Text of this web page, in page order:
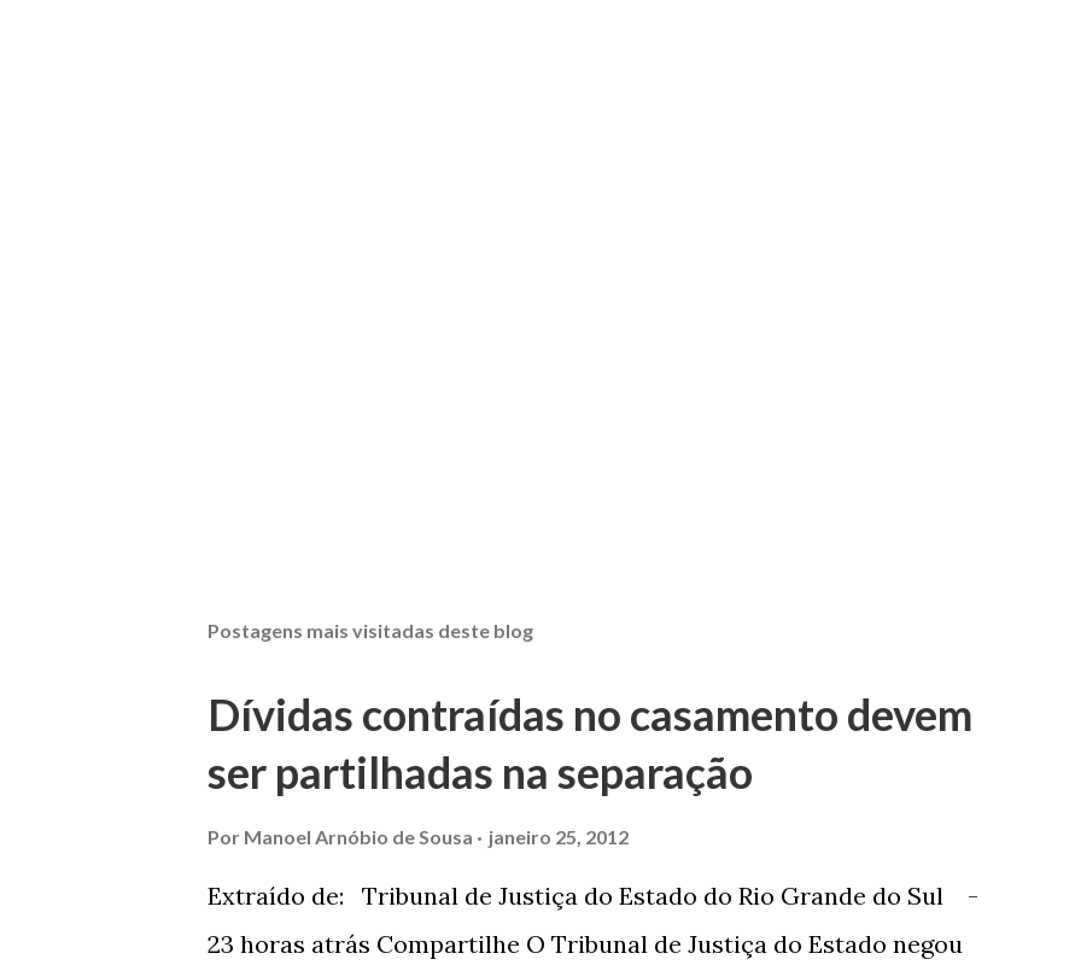
Postagens mais visitadas deste blog
Dívidas contraídas no casamento devem
ser partilhadas na separação
Por Manoel Arnóbio de Sousa janeiro 25, 2012
Extraído de: Tribunal de Justiça do Estado do Rio Grande do Sul -
23 horas atrás Compartilhe O Tribunal de Justiça do Estado negou